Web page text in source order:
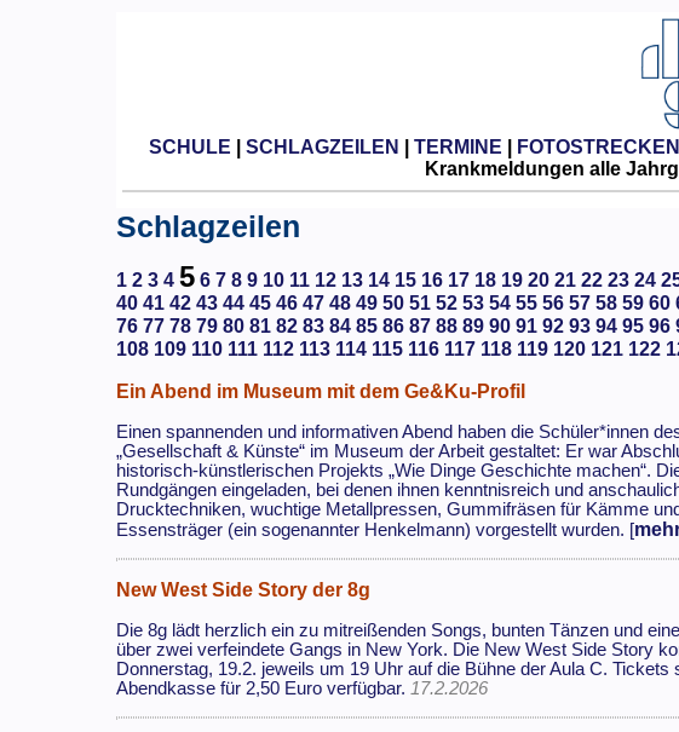
SCHULE SCHLAGZEILEN TERMINE FOTOSTRECKEN
Krankmeldungen alle
Schlagzeilen
1 2 3 4 5 6 7 8 9 10 11 12 13 14 15 16 17 18 19 20 21 22 23 24
40 41 42 43 44 45 46 47 48 49 50 51 52 53 54 55 56 57 58 59 60
76 77 78 79 80 81 82 83 84 85 86 87 88 89 90 91 92 93 94 95 96
108 109 110 111 112 113 114 115 116 117 118 119 120 121 122
Ein Abend im Museum mit dem Ge&Ku-Profil
Einen spannenden und informativen Abend haben die Schüler*innen
„Gesellschaft & Künste“ im Museum der Arbeit gestaltet: Er war
historisch-künstlerischen Projekts „Wie Dinge Geschichte machen“.
Rundgängen eingeladen, bei denen ihnen kenntnisreich und
Drucktechniken, wuchtige Metallpressen, Gummifräsen für Kämme
Essensträger (ein sogenannter Henkelmann) vorgestellt wurden. [
New West Side Story der 8g
Die 8g lädt herzlich ein zu mitreißenden Songs, bunten Tänzen und
über zwei verfeindete Gangs in New York. Die New West Side Story
Donnerstag, 19.2. jeweils um 19 Uhr auf die Bühne der Aula C. Tickets
Abendkasse für 2,50 Euro verfügbar.17.2.2026